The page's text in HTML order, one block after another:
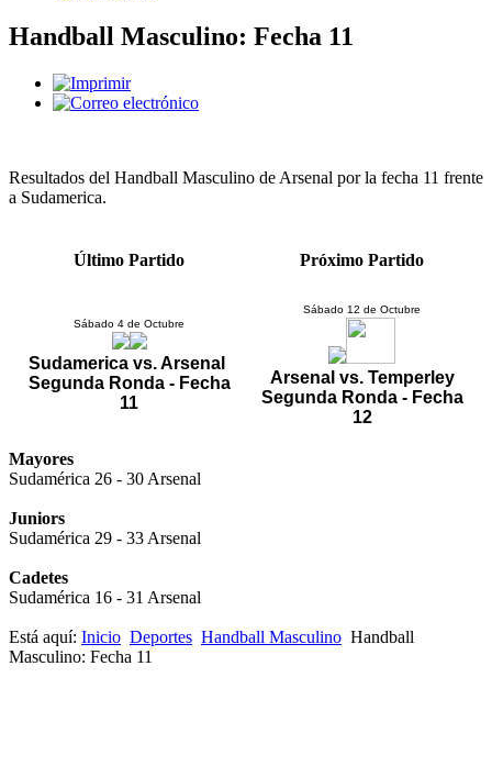
Handball Masculino: Fecha 11
Resultados del Handball Masculino de Arsenal por la fecha 11 frente
a Sudamerica.
Último Partido Próximo Partido
Sábado 4 de Octubre
Sudamerica vs. Arsenal
Segunda Ronda - Fecha
11
Sábado 12 de Octubre
Arsenal vs. Temperley
Segunda Ronda - Fecha
12
Mayores
Sudamérica 26 - 30 Arsenal
Juniors
Sudamérica 29 - 33 Arsenal
Cadetes
Sudamérica 16 - 31 Arsenal
Está aquí: Inicio Deportes Handball Masculino Handball
Masculino: Fecha 11